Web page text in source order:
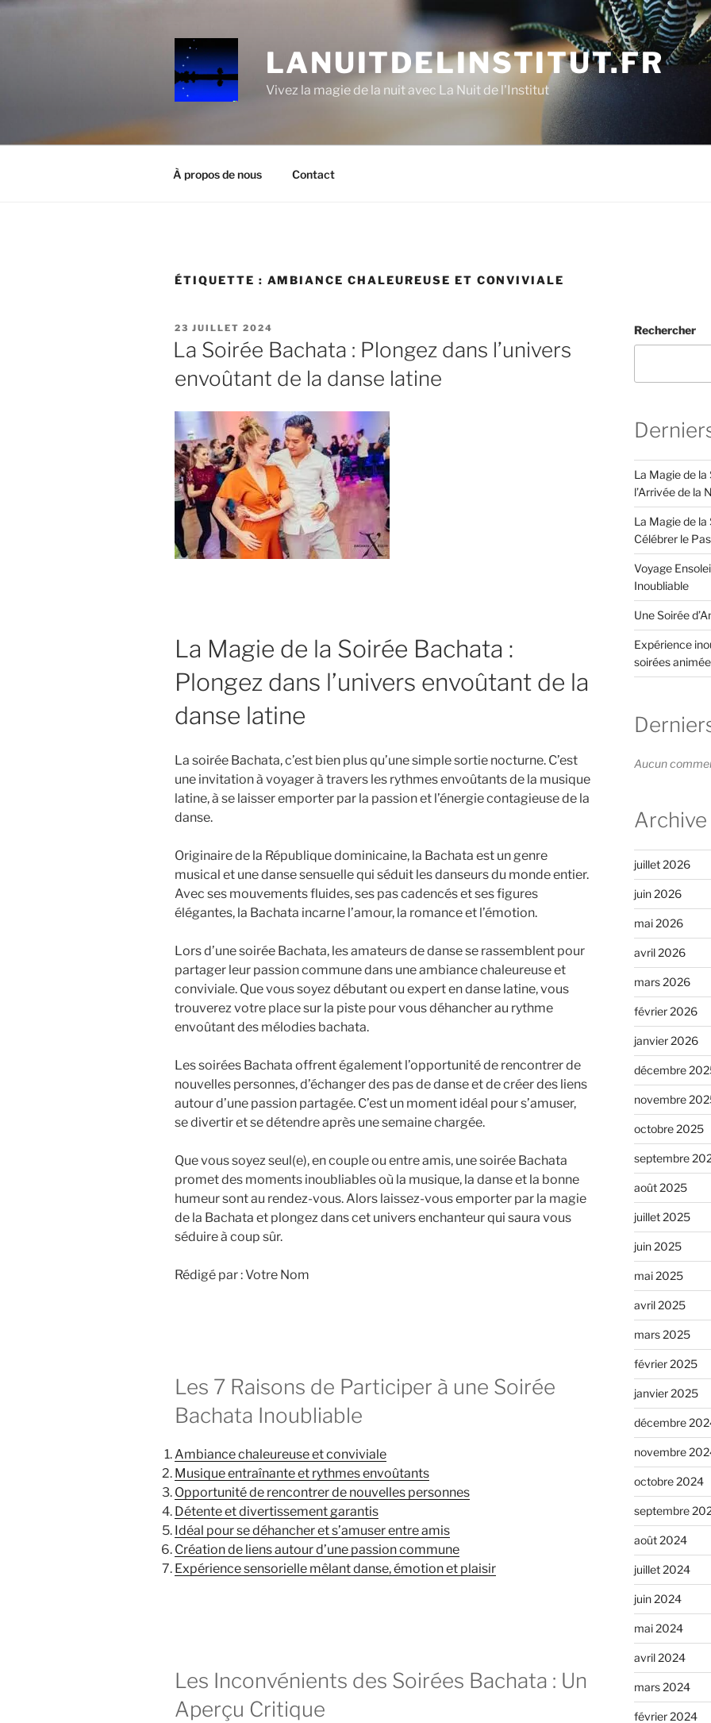
Aller
LANUITDELINSTITUT.FR
Vivez la magie de la nuit avec La Nuit de l'Institut
À propos de nous Contact
ÉTIQUETTE : AMBIANCE CHALEUREUSE ET CONVIVIALE
PUBLIÉ
LE
23 JUILLET 2024
La Soirée Bachata : Plongez dans l’univers
envoûtant de la danse latine
La Magie de la Soirée Bachata :
Plongez dans l’univers envoûtant de la
danse latine
La soirée Bachata, c’est bien plus qu’une simple sortie nocturne. C’est
une invitation à voyager à travers les rythmes envoûtants de la musique
latine, à se laisser emporter par la passion et l’énergie contagieuse de la
danse.
Originaire de la République dominicaine, la Bachata est un genre
musical et une danse sensuelle qui séduit les danseurs du monde entier.
Avec ses mouvements fluides, ses pas cadencés et ses figures
élégantes, la Bachata incarne l’amour, la romance et l’émotion.
Lors d’une soirée Bachata, les amateurs de danse se rassemblent pour
partager leur passion commune dans une ambiance chaleureuse et
conviviale. Que vous soyez débutant ou expert en danse latine, vous
trouverez votre place sur la piste pour vous déhancher au rythme
envoûtant des mélodies bachata.
Les soirées Bachata offrent également l’opportunité de rencontrer de
nouvelles personnes, d’échanger des pas de danse et de créer des liens
autour d’une passion partagée. C’est un moment idéal pour s’amuser,
se divertir et se détendre après une semaine chargée.
Que vous soyez seul(e), en couple ou entre amis, une soirée Bachata
promet des moments inoubliables où la musique, la danse et la bonne
humeur sont au rendez-vous. Alors laissez-vous emporter par la magie
de la Bachata et plongez dans cet univers enchanteur qui saura vous
séduire à coup sûr.
Rédigé par : Votre Nom
Les 7 Raisons de Participer à une Soirée
Bachata Inoubliable
Ambiance chaleureuse et conviviale
Musique entraînante et rythmes envoûtants
Opportunité de rencontrer de nouvelles personnes
Détente et divertissement garantis
Idéal pour se déhancher et s’amuser entre amis
Création de liens autour d’une passion commune
Expérience sensorielle mêlant danse, émotion et plaisir
Les Inconvénients des Soirées Bachata : Un
Aperçu Critique
Rechercher
La Magie de la
l’Arrivée de la
La Magie de la
Célébrer le
Voyage
Inoubliable
Une Soirée
Expérience
soirées
Aucun
Archive
juillet 2026
juin 2026
mai 2026
avril 2026
mars 2026
février 2026
janvier 2026
décembre
novembre
octobre 2025
septembre
août 2025
juillet 2025
juin 2025
mai 2025
avril 2025
mars 2025
février 2025
janvier 2025
décembre
novembre
octobre 2024
septembre
août 2024
juillet 2024
juin 2024
mai 2024
avril 2024
mars 2024
février 2024